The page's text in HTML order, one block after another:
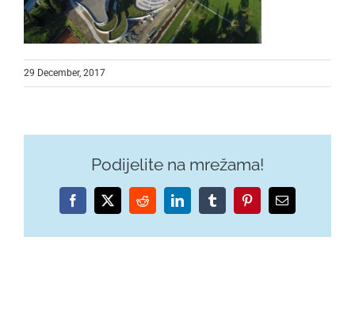
29 December, 2017
Podijelite na mrežama!
Facebook
X RedditLinkedInTumblrPinterestEmail